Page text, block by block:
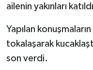
ailenin yakınları
Yapılan
tokalaşarak
son verdi.